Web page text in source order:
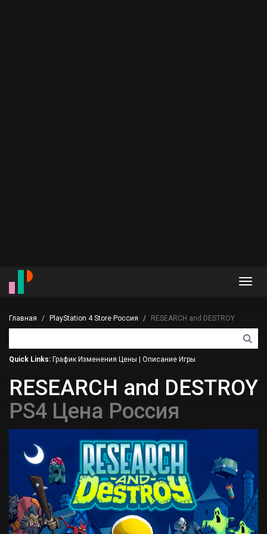
Главная PlayStation 4 Store Россия RESEARCH and DESTROY
Quick Links: График Изменения Цены Описание Игры
RESEARCH and DESTROY
PS4 Цена Россия